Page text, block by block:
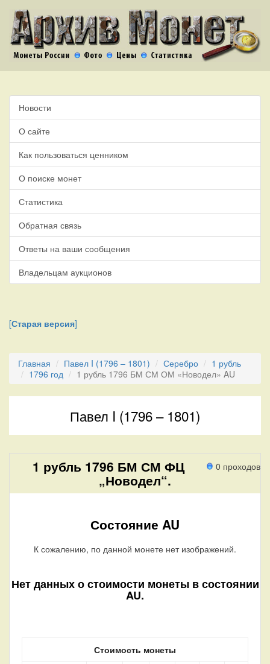
Новости
О сайте
Как пользоваться ценником
О поиске монет
Статистика
Обратная связь
Ответы на ваши сообщения
Владельцам аукционов
[Старая версия]
Главная Павел I (1796 – 1801) Серебро
1 рубль
1796 год
1 рубль 1796 БМ СМ ОМ «Новодел» AU
Павел I (1796 – 1801)
0 проходов
1 рубль 1796 БМ СМ ФЦ
„Новодел“.
Состояние AU
К сожалению, по данной монете нет изображений.
Нет данных о стоимости монеты в состоянии
AU.
Стоимость монеты